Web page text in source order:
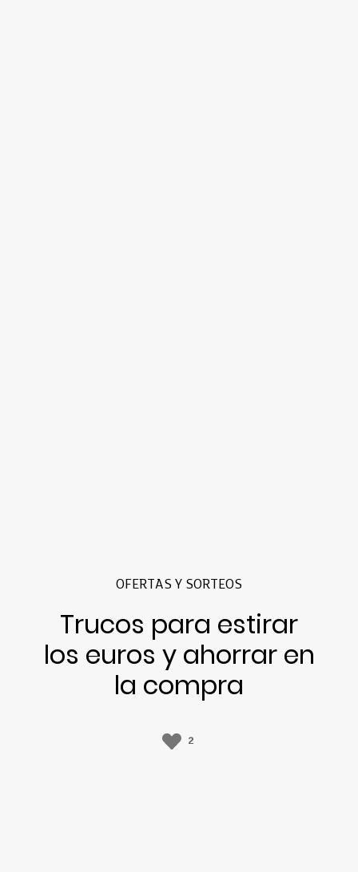
OFERTAS Y SORTEOS
Trucos para estirar
los euros y ahorrar en
la compra
2